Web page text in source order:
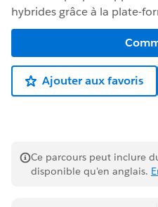
hybrides grâce à la plate-
Ajouter aux favoris
Ce parcours peut inclure
disponible qu'en anglais.